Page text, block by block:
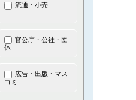
流通・小売
官公庁・公社・団
体
広告・出版・マス
コミ